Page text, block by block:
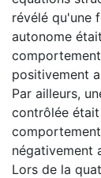
révélé qu'une
autonome
positivement
Par ailleurs,
contrôlée
négativement
Lors de la